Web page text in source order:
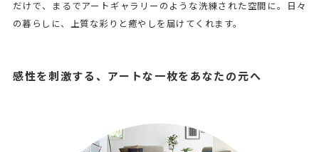
だけで、まるでアートギャラリーのような洗練された空間に。日々
の暮らしに、上質な彩りと癒やしを届けてくれます。
感性を刺激する、アートな一枚をあなたの元へ